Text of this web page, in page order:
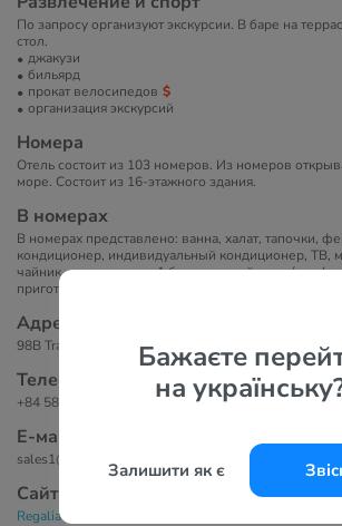
Бажаєте
на
Залишити як є
По запросу организуют экскурсии. В баре на
стол.
джакузи
бильярд
прокат велосипедов
организация экскурсий
Номера
Отель состоит из 103 номеров. Из номеров
море. Состоит из 16-этажного здания.
В номерах
В номерах представлено: ванна, халат, тапочки,
кондиционер, индивидуальный кондиционер, ТВ,
чайник, холодильник, 1 бут. питьевой воды/
приготовления чая/кофе, бесплатный Wi-Fi, сейф
Адрес
98B Tran Phu Street, Лок Тхо, Нячанг, Вьетнам
Телефоны
+84 58 6263 333
Е-маil
sales1@regaliahotel.vn
Сайт
Regalia Nha Trang 3*